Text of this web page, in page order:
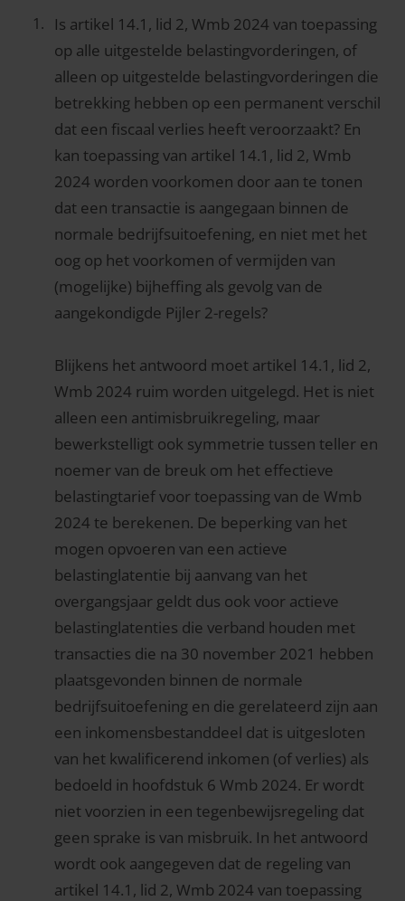
Is artikel 14.1, lid 2, Wmb 2024 van toepassing
op alle uitgestelde belastingvorderingen, of
alleen op uitgestelde belastingvorderingen die
betrekking hebben op een permanent verschil
dat een fiscaal verlies heeft veroorzaakt? En
kan toepassing van artikel 14.1, lid 2, Wmb
2024 worden voorkomen door aan te tonen
dat een transactie is aangegaan binnen de
normale bedrijfsuitoefening, en niet met het
oog op het voorkomen of vermijden van
(mogelijke) bijheffing als gevolg van de
aangekondigde Pijler 2-regels?
Blijkens het antwoord moet artikel 14.1, lid 2,
Wmb 2024 ruim worden uitgelegd. Het is niet
alleen een antimisbruikregeling, maar
bewerkstelligt ook symmetrie tussen teller en
noemer van de breuk om het effectieve
belastingtarief voor toepassing van de Wmb
2024 te berekenen. De beperking van het
mogen opvoeren van een actieve
belastinglatentie bij aanvang van het
overgangsjaar geldt dus ook voor actieve
belastinglatenties die verband houden met
transacties die na 30 november 2021 hebben
plaatsgevonden binnen de normale
bedrijfsuitoefening en die gerelateerd zijn aan
een inkomensbestanddeel dat is uitgesloten
van het kwalificerend inkomen (of verlies) als
bedoeld in hoofdstuk 6 Wmb 2024. Er wordt
niet voorzien in een tegenbewijsregeling dat
geen sprake is van misbruik. In het antwoord
wordt ook aangegeven dat de regeling van
artikel 14.1, lid 2, Wmb 2024 van toepassing